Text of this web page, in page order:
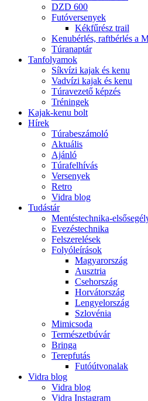
DZD 600
Futóversenyek
Kékfűrész trail
Kenubérlés, raftbérlés a
Túranaptár
Tanfolyamok
Síkvízi kajak és kenu
Vadvízi kajak és kenu
Túravezető képzés
Tréningek
Kajak-kenu bolt
Hírek
Túrabeszámoló
Aktuális
Ajánló
Túrafelhívás
Versenyek
Retro
Vidra blog
Tudástár
Mentéstechnika-
Evezéstechnika
Felszerelések
Folyóleírások
Magyarország
Ausztria
Csehország
Horvátország
Lengyelország
Szlovénia
Mimicsoda
Természetbúvár
Bringa
Terepfutás
Futóútvonalak
Vidra blog
Vidra blog
Vidra Instagram